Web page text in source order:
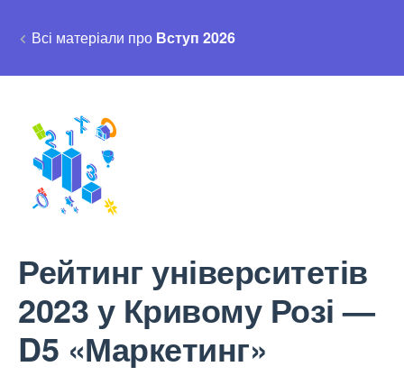
Всі матеріали про Вступ 2026
Рейтинг університетів
2023 у Кривому Розі —
D5 «Маркетинг»